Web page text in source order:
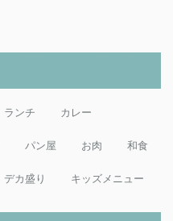
ランチ カレー
パン屋 お肉 和食
デカ盛り キッズメニュー